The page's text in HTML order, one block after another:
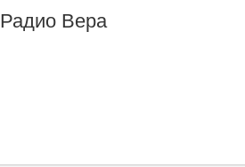
Радио Вера